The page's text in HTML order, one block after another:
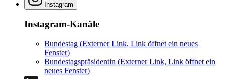
Instagram
Instagram-Kanäle
Bundestag (Externer Link, Link öffnet ein neues
Fenster)
Bundestagspräsidentin (Externer Link, Link öffnet ein
neues Fenster)